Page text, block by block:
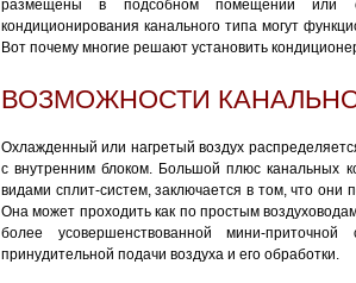
размещены в подсобном помещении или
кондиционирования канального типа могут
Вот почему многие решают установить
ВОЗМОЖНОСТИ
Охлажденный или нагретый воздух
с внутренним блоком. Большой плюс канальных
видами сплит-систем, заключается в том, что
Она может проходить как по простым
более усовершенствованной мини-
принудительной подачи воздуха и его обработки.